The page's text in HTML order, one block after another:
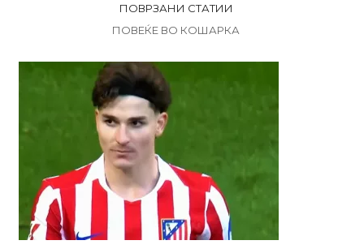
ПОВРЗАНИ СТАТИИ
ПОВЕЌЕ ВО КОШАРКА